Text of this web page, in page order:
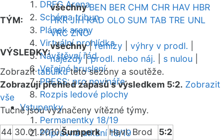
DRFG Arena
Schéma tribun
Plánek areny
Virtuální prohlídka
Návštěvní řád
Veřejné bruslení
PRESS: pro novináře
Rozpis ledové plochy
Vstupenky
Permanentky 18/19
Přípravná utkání 18/19
TÝM:
všechny BEN BER CHM CHR HAV HBR
HKR JIH KAD OLO SUM TAB TRE UNL
VRC ZNO
VÝSLEDKY:
všechny|remízy výhry v prodl.
nájezdy|prodl. nebo náj. s nulou
Zobrazittabulkutéto sezóny a soutěže.
Zobrazuji přehled zápasů s výsledkem 5:2. Zobrazit
vše
Tučně jsou vyznačeny vítězné týmy.
44 30.01.2010Šumperk Havl. Brod
5:2